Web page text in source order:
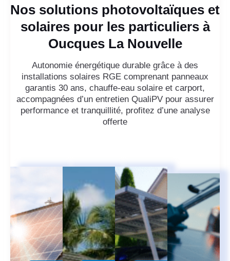
Nos solutions photovoltaïques et
solaires pour les particuliers à
Oucques La Nouvelle
Autonomie énergétique durable grâce à des
installations solaires RGE comprenant panneaux
garantis 30 ans, chauffe-eau solaire et carport,
accompagnées d’un entretien QualiPV pour assurer
performance et tranquillité, profitez d’une analyse
offerte